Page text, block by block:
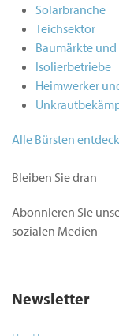
Solarbranche
Teichsektor
Baumärkte
Isolierbetriebe
Heimwerker
Alle Bürsten
Bleiben Sie dran
Abonnieren Sie
sozialen Medien
Newsletter